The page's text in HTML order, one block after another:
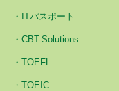
ITパスポート
CBT-Solutions
TOEFL
TOEIC